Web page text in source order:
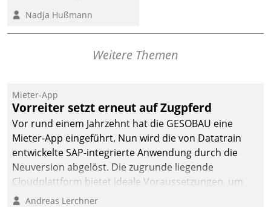
effizienter zu bearbeiten.
Yarowas Portal zur
Vergabe und Verwaltung
von Aufträgen der
deutscher
Wohnungsunternehmen
– und beschleunigt damit
den Weg vom
Mieteranliegen zum
Dienstleisterauftrag.
Nadja Hußmann
Weitere Themen
Mieter-App
Vorreiter setzt erneut auf Zugpferd
Vor rund einem Jahrzehnt hat die GESOBAU eine
Mieter-App eingeführt. Nun wird die von Datatrain
entwickelte SAP-integrierte Anwendung durch die
Neuversion abgelöst. Die zugrunde liegende
Cloudplattform bietet ideale Voraussetzungen, um
die Funktionalität der App zu erweitern und weitere
Andreas Lerchner